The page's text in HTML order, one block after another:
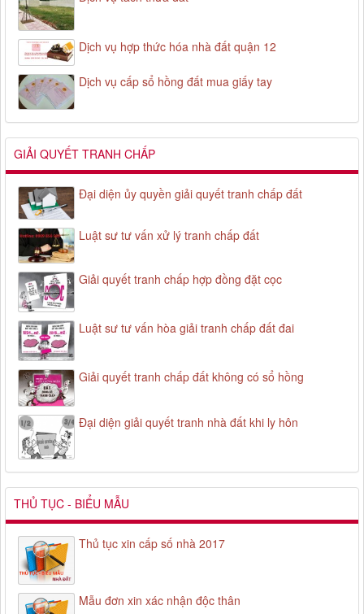
Dịch vụ hợp thức hóa nhà đất quận 12
Dịch vụ cấp sổ hồng đất mua giấy tay
GIẢI QUYẾT TRANH CHẤP
Đại diện ủy quyền giải quyết tranh chấp đất
Luật sư tư vấn xử lý tranh chấp đất
Giải quyết tranh chấp hợp đồng đặt cọc
Luật sư tư vấn hòa giải tranh chấp đất đai
Giải quyết tranh chấp đất không có sổ hồng
Đại diện giải quyết tranh nhà đất khi ly hôn
THỦ TỤC - BIỂU MẪU
Thủ tục xin cấp số nhà 2017
Mẫu đơn xin xác nhận độc thân